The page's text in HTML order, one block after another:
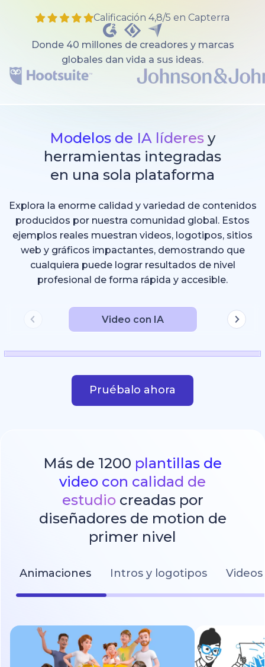
Calificación 4,8/5 en Capterra
Donde 40 millones de creadores y marcas
globales dan vida a sus ideas.
Modelos de IA líderes y
herramientas integradas
en una sola plataforma
Explora la enorme calidad y variedad de contenidos
producidos por nuestra comunidad global. Estos
ejemplos reales muestran videos, logotipos, sitios
web y gráficos impactantes, demostrando que
cualquiera puede lograr resultados de nivel
profesional de forma rápida y accesible.
Video con IA
Pruébalo ahora
Más de 1200 plantillas de
video con calidad de
estudiocreadas por
diseñadores de motion de
primer nivel
Animaciones Intros y logotipos